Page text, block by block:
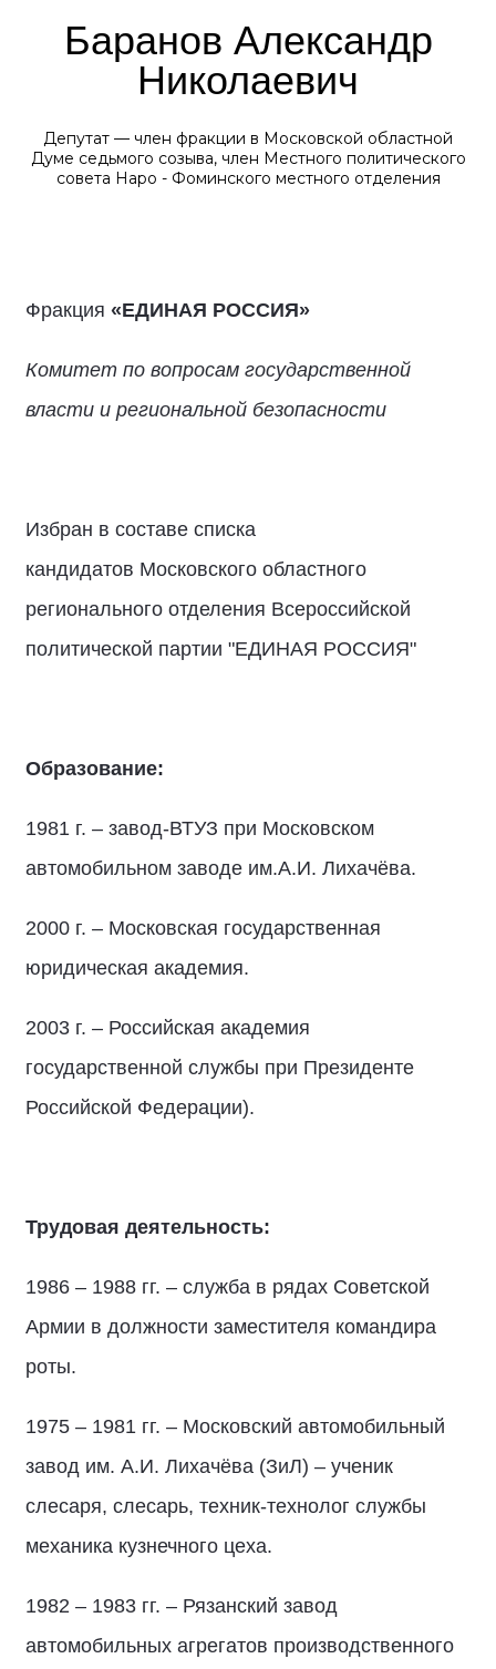
Баранов Александр
Николаевич
Депутат — член фракции в Московской областной
Думе седьмого созыва, член Местного политического
совета Наро - Фоминского местного отделения
Фракция «ЕДИНАЯ РОССИЯ»
Комитет по вопросам государственной
власти и региональной безопасности
Избран в составе списка
кандидатов Московского областного
регионального отделения Всероссийской
политической партии "ЕДИНАЯ РОССИЯ"
Образование:
1981 г. – завод-ВТУЗ при Московском
автомобильном заводе им.А.И. Лихачёва.
2000 г. – Московская государственная
юридическая академия.
2003 г. – Российская академия
государственной службы при Президенте
Российской Федерации).
Трудовая деятельность:
1986 – 1988 гг. – служба в рядах Советской
Армии в должности заместителя командира
роты.
1975 – 1981 гг. – Московский автомобильный
завод им. А.И. Лихачёва (ЗиЛ) – ученик
слесаря, слесарь, техник-технолог службы
механика кузнечного цеха.
1982 – 1983 гг. – Рязанский завод
автомобильных агрегатов производственного